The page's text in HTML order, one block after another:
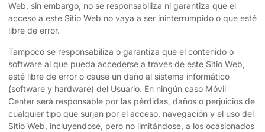
Web, sin embargo, no se responsabiliza ni garantiza que el
acceso a este Sitio Web no vaya a ser ininterrumpido o que esté
libre de error.
Tampoco se responsabiliza o garantiza que el contenido o
software al que pueda accederse a través de este Sitio Web,
esté libre de error o cause un daño al sistema informático
(software y hardware) del Usuario. En ningún caso Móvil
Center será responsable por las pérdidas, daños o perjuicios de
cualquier tipo que surjan por el acceso, navegación y el uso del
Sitio Web, incluyéndose, pero no limitándose, a los ocasionados